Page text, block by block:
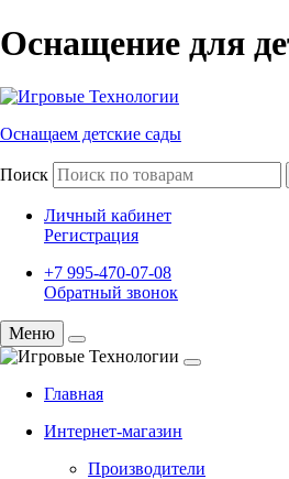
Оснащение для
Оснащаем детские сады
Поиск
Личный кабинет
Регистрация
+7 995-470-07-08
Обратный звонок
Меню
Главная
Интернет-магазин
Производители